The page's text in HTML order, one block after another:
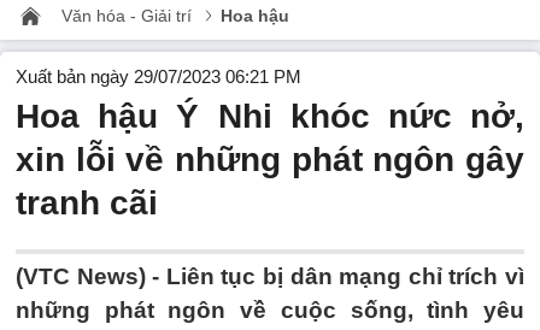
Văn hóa - Giải trí Hoa hậu
Xuất bản ngày 29/07/2023 06:21 PM
Hoa hậu Ý Nhi khóc nức nở,
xin lỗi về những phát ngôn gây
tranh cãi
(VTC News) - Liên tục bị dân mạng chỉ trích vì
những phát ngôn về cuộc sống, tình yêu